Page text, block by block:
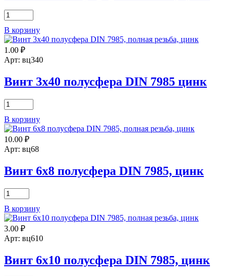
Количество
товара
Винт
8х12
полусфера
DIN
цинк
В корзину
1.00 ₽
Арт: вц340
Винт 3х40 полусфера DIN 7985 цинк
Количество
товара
Винт
3х40
полусфера
DIN
цинк
В корзину
10.00 ₽
Арт: вц68
Винт 6х8 полусфера DIN 7985, цинк
Количество
товара
Винт
6х8
полусфера
DIN
цинк
В корзину
3.00 ₽
Арт: вц610
Винт 6х10 полусфера DIN 7985, цинк